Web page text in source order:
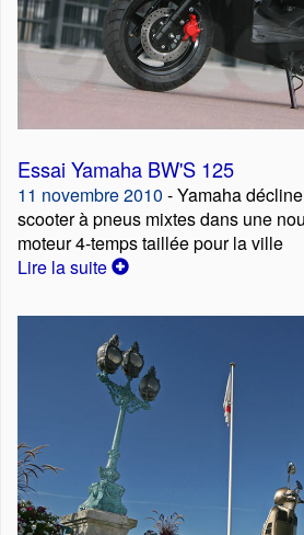
Essai Yamaha BW'S 125
11 novembre 2010 - Yamaha
scooter à pneus mixtes dans une
moteur 4-temps taillée pour la ville
Lire la suite